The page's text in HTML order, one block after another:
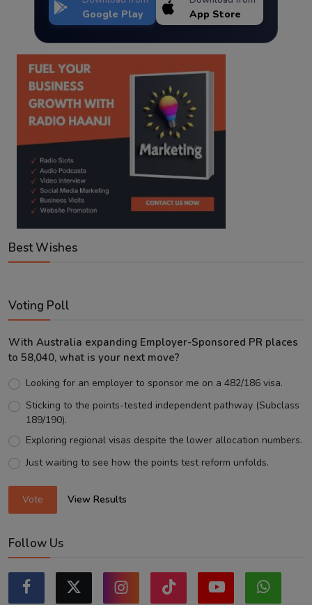
Google Play App Store
Best Wishes
Voting Poll
With Australia expanding Employer-Sponsored PR places
to 58,040, what is your next move?
Looking for an employer to sponsor me on a 482/186 visa.
Sticking to the points-tested independent pathway (Subclass
189/190).
Exploring regional visas despite the lower allocation numbers.
Just waiting to see how the points test reform unfolds.
Vote View Results
Follow Us